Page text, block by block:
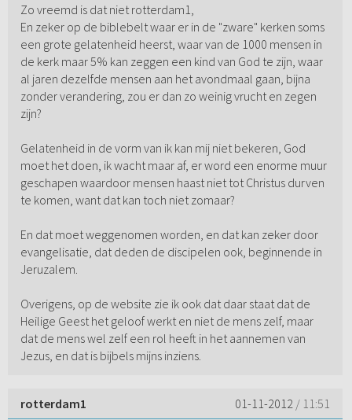
Zo vreemd is dat niet rotterdam1,
En zeker op de biblebelt waar er in de "zware" kerken soms
een grote gelatenheid heerst, waar van de 1000 mensen in
de kerk maar 5% kan zeggen een kind van God te zijn, waar
al jaren dezelfde mensen aan het avondmaal gaan, bijna
zonder verandering, zou er dan zo weinig vrucht en zegen
zijn?
Gelatenheid in de vorm van ik kan mij niet bekeren, God
moet het doen, ik wacht maar af, er word een enorme muur
geschapen waardoor mensen haast niet tot Christus durven
te komen, want dat kan toch niet zomaar?
En dat moet weggenomen worden, en dat kan zeker door
evangelisatie, dat deden de discipelen ook, beginnende in
Jeruzalem.
Overigens, op de website zie ik ook dat daar staat dat de
Heilige Geest het geloof werkt en niet de mens zelf, maar
dat de mens wel zelf een rol heeft in het aannemen van
Jezus, en dat is bijbels mijns inziens.
rotterdam1 01-11-2012 / 11:51